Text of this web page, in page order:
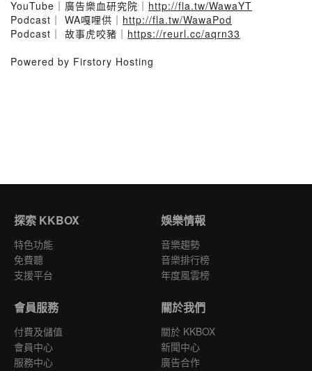
YouTube｜廣告樂血研究院｜ http://fla.tw/WawaYT
Podcast｜ WA嘎哩供｜ http://fla.tw/WawaPod
Podcast｜ 故事虎咬豬｜ https://reurl.cc/aqrn33
Powered by Firstory Hosting
探索 KKBOX
特色功能
免費聽
支援平台
娛樂情報
音樂趨勢
音樂排行榜
年度風雲榜
會員服務
付費及儲值
會員中心
服務中心
關於我們
關於 KKBOX
新聞中心
廣告合作